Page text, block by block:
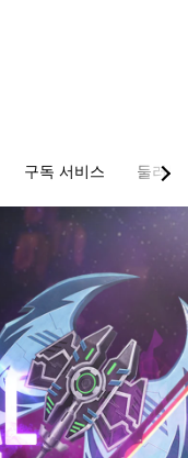
구독 서비스 둘러보